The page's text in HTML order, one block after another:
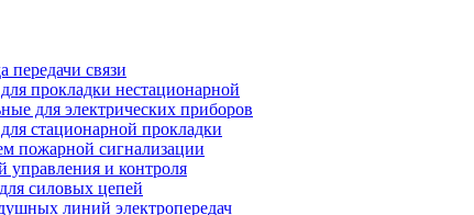
передачи связи
прокладки нестационарной
для электрических приборов
стационарной прокладки
пожарной сигнализации
управления и контроля
силовых цепей
линий электропередач